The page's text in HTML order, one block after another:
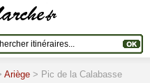
Ariège > Pic de la Calabasse